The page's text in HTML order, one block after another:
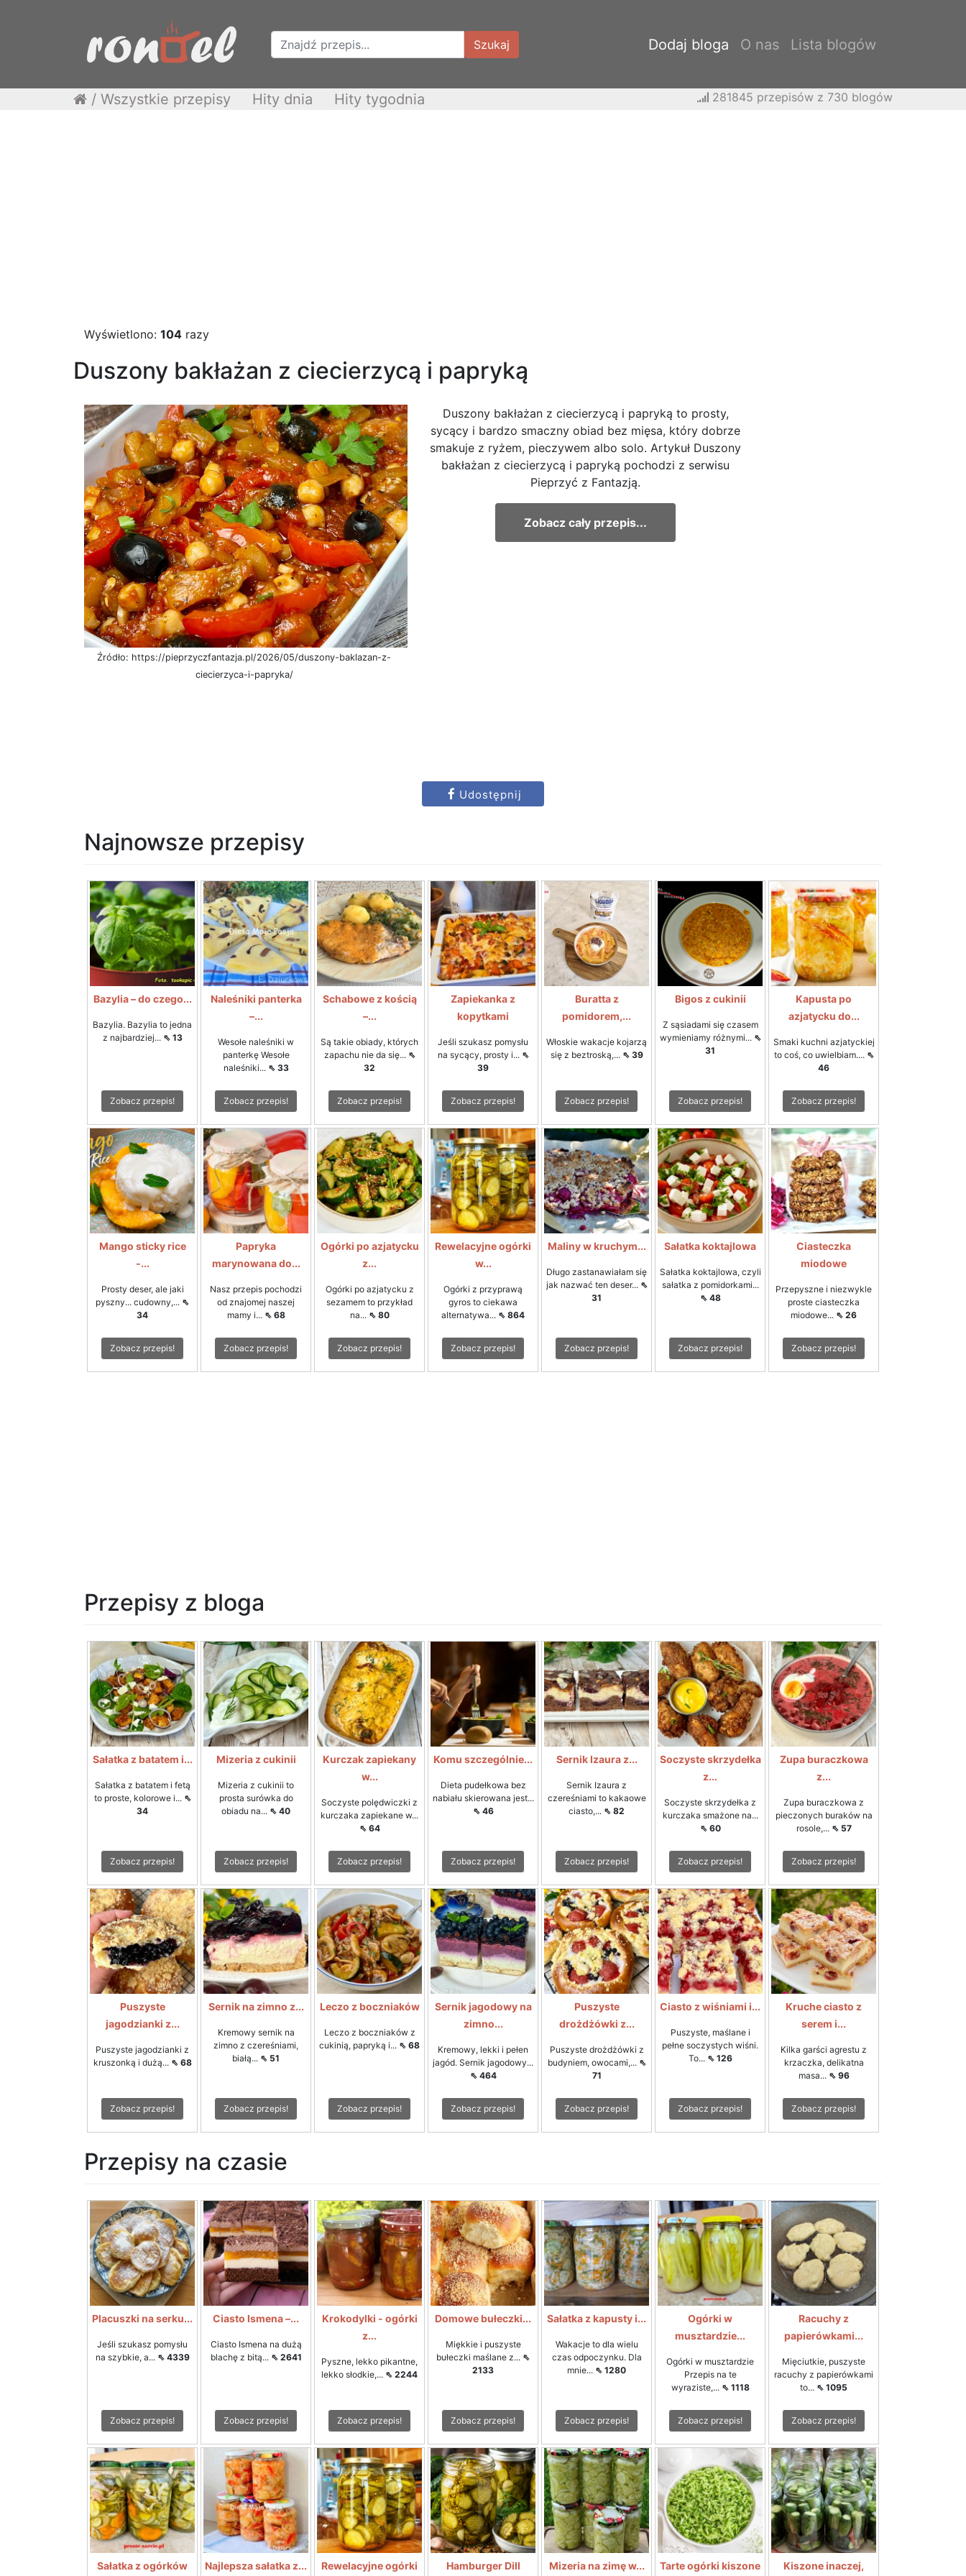
Szukaj Dodaj bloga O nas Lista blogów
/ Wszystkie przepisy Hity dnia Hity tygodnia 281845 przepisów z 730 blogów
Wyświetlono: 104 razy
Duszony bakłażan z ciecierzycą i papryką
Źródło: https://pieprzyczfantazja.pl/2026/05/duszony-baklazan-z-
ciecierzyca-i-papryka/
Duszony bakłażan z ciecierzycą i papryką to prosty,
sycący i bardzo smaczny obiad bez mięsa, który dobrze
smakuje z ryżem, pieczywem albo solo. Artykuł Duszony
bakłażan z ciecierzycą i papryką pochodzi z serwisu
Pieprzyć z Fantazją.
Zobacz cały przepis...
Udostępnij
Najnowsze przepisy
Bazylia – do czego...
Bazylia. Bazylia to jedna
z najbardziej... ⇖ 13
Zobacz przepis!
Naleśniki panterka
–...
Wesołe naleśniki w
panterkę Wesołe
naleśniki... ⇖ 33
Zobacz przepis!
Schabowe z kością
–...
Są takie obiady, których
zapachu nie da się... ⇖
32
Zobacz przepis!
Zapiekanka z
kopytkami
Jeśli szukasz pomysłu
na sycący, prosty i... ⇖
39
Zobacz przepis!
Buratta z
pomidorem,...
Włoskie wakacje kojarzą
się z beztroską,... ⇖ 39
Zobacz przepis!
Bigos z cukinii
Z sąsiadami się czasem
wymieniamy różnymi... ⇖
31
Zobacz przepis!
Kapusta po
azjatycku do...
Smaki kuchni azjatyckiej
to coś, co uwielbiam.... ⇖
46
Zobacz przepis!
Mango sticky rice
-...
Prosty deser, ale jaki
pyszny... cudowny,... ⇖
34
Zobacz przepis!
Papryka
marynowana do...
Nasz przepis pochodzi
od znajomej naszej
mamy i... ⇖ 68
Zobacz przepis!
Ogórki po azjatycku
z...
Ogórki po azjatycku z
sezamem to przykład
na... ⇖ 80
Zobacz przepis!
Rewelacyjne ogórki
w...
Ogórki z przyprawą
gyros to ciekawa
alternatywa... ⇖ 864
Zobacz przepis!
Maliny w kruchym...
Długo zastanawiałam się
jak nazwać ten deser... ⇖
31
Zobacz przepis!
Sałatka koktajlowa
Sałatka koktajlowa, czyli
sałatka z pomidorkami...
⇖ 48
Zobacz przepis!
Ciasteczka
miodowe
Przepyszne i niezwykle
proste ciasteczka
miodowe... ⇖ 26
Zobacz przepis!
Przepisy z bloga
Sałatka z batatem i...
Sałatka z batatem i fetą
to proste, kolorowe i... ⇖
34
Zobacz przepis!
Mizeria z cukinii
Mizeria z cukinii to
prosta surówka do
obiadu na... ⇖ 40
Zobacz przepis!
Kurczak zapiekany
w...
Soczyste polędwiczki z
kurczaka zapiekane w...
⇖ 64
Zobacz przepis!
Komu szczególnie...
Dieta pudełkowa bez
nabiału skierowana jest...
⇖ 46
Zobacz przepis!
Sernik Izaura z...
Sernik Izaura z
czereśniami to kakaowe
ciasto,... ⇖ 82
Zobacz przepis!
Soczyste skrzydełka
z...
Soczyste skrzydełka z
kurczaka smażone na...
⇖ 60
Zobacz przepis!
Zupa buraczkowa
z...
Zupa buraczkowa z
pieczonych buraków na
rosole,... ⇖ 57
Zobacz przepis!
Puszyste
jagodzianki z...
Puszyste jagodzianki z
kruszonką i dużą... ⇖ 68
Zobacz przepis!
Sernik na zimno z...
Kremowy sernik na
zimno z czereśniami,
białą... ⇖ 51
Zobacz przepis!
Leczo z boczniaków
Leczo z boczniaków z
cukinią, papryką i... ⇖ 68
Zobacz przepis!
Sernik jagodowy na
zimno...
Kremowy, lekki i pełen
jagód. Sernik jagodowy...
⇖ 464
Zobacz przepis!
Puszyste
drożdżówki z...
Puszyste drożdżówki z
budyniem, owocami,... ⇖
71
Zobacz przepis!
Ciasto z wiśniami i...
Puszyste, maślane i
pełne soczystych wiśni.
To... ⇖ 126
Zobacz przepis!
Kruche ciasto z
serem i...
Kilka garści agrestu z
krzaczka, delikatna
masa... ⇖ 96
Zobacz przepis!
Przepisy na czasie
Placuszki na serku...
Jeśli szukasz pomysłu
na szybkie, a... ⇖ 4339
Zobacz przepis!
Ciasto Ismena –...
Ciasto Ismena na dużą
blachę z bitą... ⇖ 2641
Zobacz przepis!
Krokodylki - ogórki
z...
Pyszne, lekko pikantne,
lekko słodkie,... ⇖ 2244
Zobacz przepis!
Domowe bułeczki...
Miękkie i puszyste
bułeczki maślane z... ⇖
2133
Zobacz przepis!
Sałatka z kapusty i...
Wakacje to dla wielu
czas odpoczynku. Dla
mnie... ⇖ 1280
Zobacz przepis!
Ogórki w
musztardzie...
Ogórki w musztardzie
Przepis na te
wyraziste,... ⇖ 1118
Zobacz przepis!
Racuchy z
papierówkami...
Mięciutkie, puszyste
racuchy z papierówkami
to... ⇖ 1095
Zobacz przepis!
Sałatka z ogórków Najlepsza sałatka z... Rewelacyjne ogórki Hamburger Dill Mizeria na zimę w... Tarte ogórki kiszone Kiszone inaczej,